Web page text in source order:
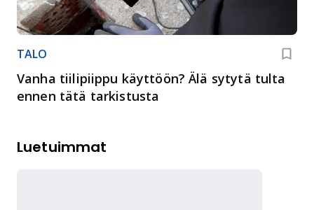
TALO
Vanha tiilipiippu käyttöön? Älä sytytä tulta
ennen tätä tarkistusta
Luetuimmat